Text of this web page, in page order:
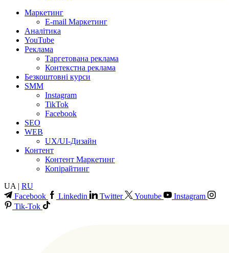
Маркетинг
E-mail Маркетинг
Аналітика
YouTube
Реклама
Таргетована реклама
Контекстна реклама
Безкоштовні курси
SMM
Instagram
TikTok
Facebook
SEO
WEB
UX/UI-Дизайн
Контент
Контент Маркетинг
Копірайтинг
UA | RU
Facebook
Linkedin Twitter Youtube
Instagram
Tik-Tok